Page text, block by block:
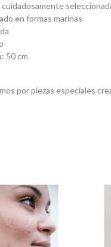
en formas marinas
50 cm
por piezas especiales